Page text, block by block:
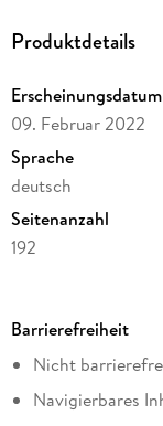
Produktdetails
Erscheinungsdatum
09. Februar 2022
Sprache
deutsch
Seitenanzahl
192
Autor/Autorin
Susanne
Verlag/Hersteller
Barrierefreiheit
Nicht
Navigierbares